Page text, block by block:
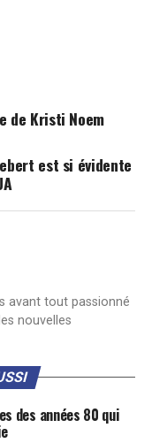
de Kristi Noem
est si évidente
avant tout passionné
nouvelles
des années 80 qui